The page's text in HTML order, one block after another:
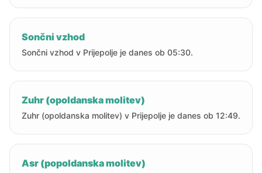
Sončni vzhod
Sončni vzhod v Prijepolje je danes ob 05:30.
Zuhr (opoldanska molitev)
Zuhr (opoldanska molitev) v Prijepolje je danes ob 12:49.
Asr (popoldanska molitev)